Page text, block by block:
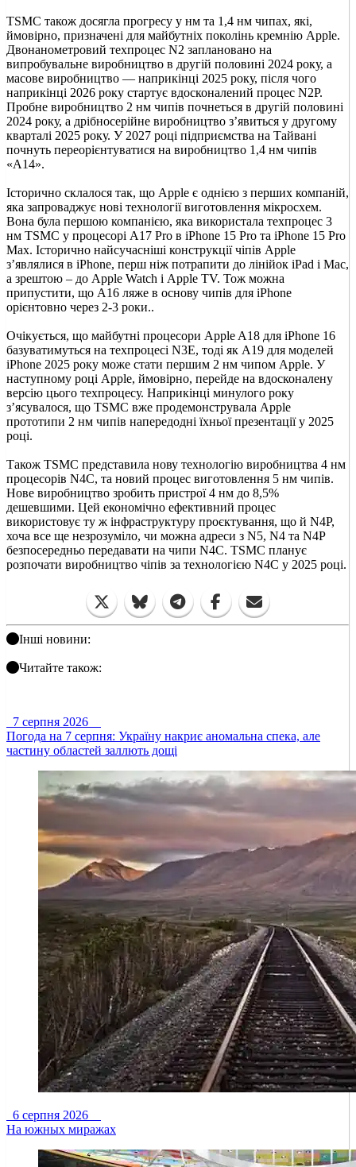
TSMC також досягла прогресу у нм та 1,4 нм чипах, які,
ймовірно, призначені для майбутніх поколінь кремнію Apple.
Двонанометровий техпроцес N2 заплановано на
випробувальне виробництво в другій половині 2024 року, а
масове виробництво — наприкінці 2025 року, після чого
наприкінці 2026 року стартує вдосконалений процес N2P.
Пробне виробництво 2 нм чипів почнеться в другій половині
2024 року, а дрібносерійне виробництво з’явиться у другому
кварталі 2025 року. У 2027 році підприємства на Тайвані
почнуть переорієнтуватися на виробництво 1,4 нм чипів
«A14».
Історично склалося так, що Apple є однією з перших компаній,
яка запроваджує нові технології виготовлення мікросхем.
Вона була першою компанією, яка використала техпроцес 3
нм TSMC у процесорі A17 Pro в iPhone 15 Pro та ‌iPhone 15 Pro‌
Max. Історично найсучасніші конструкції чіпів Apple
з’являлися в iPhone, перш ніж потрапити до лінійок iPad і Mac,
а зрештою – до Apple Watch і Apple TV. Тож можна
припустити, що A16 ляже в основу чипів для iPhone
орієнтовно через 2-3 роки..
Очікується, що майбутні процесори Apple A18 для iPhone 16
базуватимуться на техпроцесі N3E, тоді як A19 для моделей
‌iPhone‌ 2025 року може стати першим 2 нм чипом Apple. У
наступному році Apple, ймовірно, перейде на вдосконалену
версію цього техпроцесу. Наприкінці минулого року
з’ясувалося, що TSMC вже продемонструвала Apple
прототипи 2 нм чипів напередодні їхньої презентації у 2025
році.
Також TSMC представила нову технологію виробництва 4 нм
процесорів N4C, та новий процес виготовлення 5 нм чипів.
Нове виробництво зробить пристрої 4 нм до 8,5%
дешевшими. Цей економічно ефективний процес
використовує ту ж інфраструктуру проєктування, що й N4P,
хоча все ще незрозуміло, чи можна адреси з N5, N4 та N4P
безпосередньо передавати на чипи N4C. TSMC планує
розпочати виробництво чіпів за технологією N4C у 2025 році.
Інші новини:
Читайте також:
7 серпня 2026
Погода на 7 серпня: Україну накриє аномальна спека, але
частину областей заллють дощі
6 серпня 2026
На южных миражах